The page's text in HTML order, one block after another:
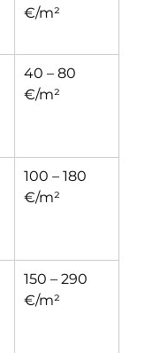
€/m²
40 – 80
€/m²
100 – 180
€/m²
150 – 290
€/m²